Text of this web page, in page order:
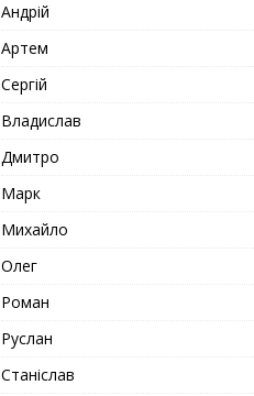
Андрій
Артем
Сергій
Владислав
Дмитро
Марк
Михайло
Олег
Роман
Руслан
Станіслав